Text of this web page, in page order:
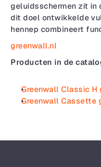
geluidsschermen zit in
dit doel ontwikkelde
hennep combineert
greenwall.nl
Producten in de
Greenwall Classic
Greenwall Cassette